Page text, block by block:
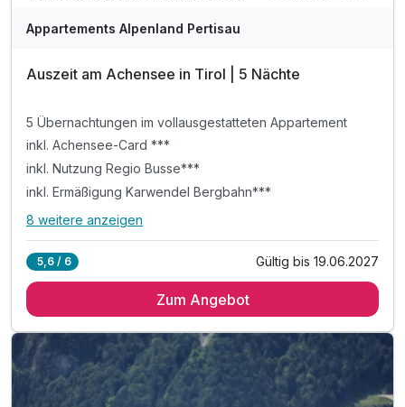
Appartements Alpenland Pertisau
Auszeit am Achensee in Tirol | 5 Nächte
5 Übernachtungen im vollausgestatteten Appartement
inkl. Achensee-Card ***
inkl. Nutzung Regio Busse***
inkl. Ermäßigung Karwendel Bergbahn***
Alle Inklusivleistungen
inkl. Achensee-Card ***
inkl. Ermäßigung Karwendel Bergbahn***
inkl. Nutzung Langlaufloipen WINTER***
inkl. digitale Gästemappe: Infos zur Region
8 weitere anzeigen
5,6 / 6 Gültig bis 19.06.2027
Zum Angebot